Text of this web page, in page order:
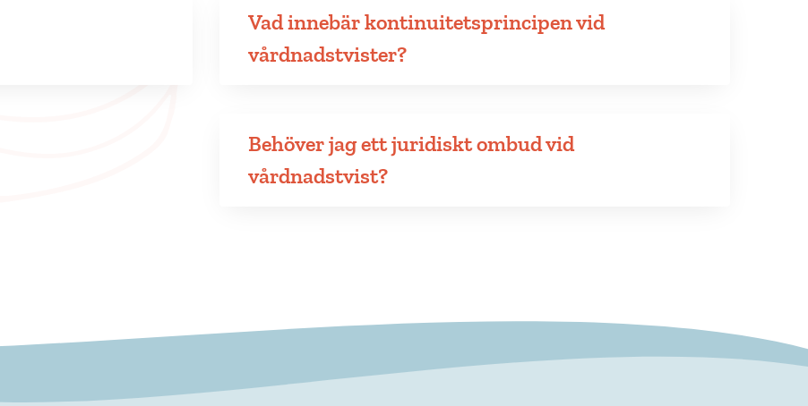
Vad innebär kontinuitetsprincipen vid
vårdnadstvister?
Behöver jag ett juridiskt ombud vid
vårdnadstvist?